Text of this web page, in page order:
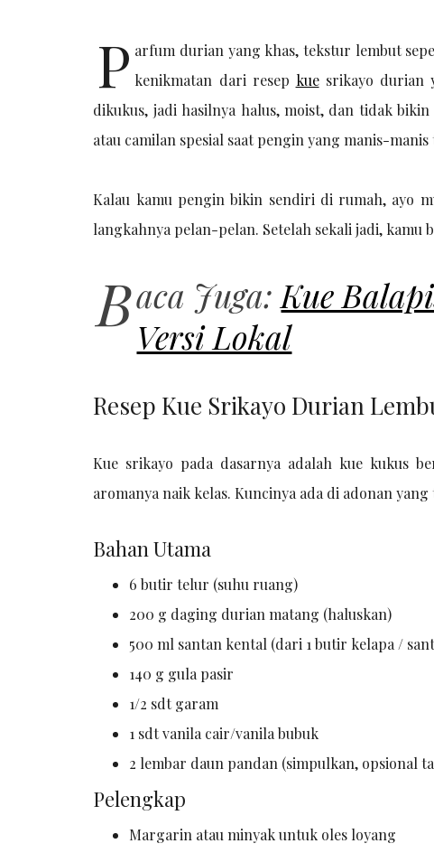
P arfum durian yang khas, tekstur lembut
kenikmatan dari resep kuesrikayo durian
dikukus, jadi hasilnya halus, moist, dan tidak
atau camilan spesial saat pengin yang manis-
Kalau kamu pengin bikin sendiri di rumah, ayo
langkahnya pelan-pelan. Setelah sekali jadi,
Baca Juga: Kue
Versi Lokal
Resep Kue Srikayo Durian
Kue srikayo pada dasarnya adalah kue kukus
aromanya naik kelas. Kuncinya ada di adonan
Bahan Utama
6 butir telur (suhu ruang)
200 g daging durian matang (haluskan)
500 ml santan kental (dari 1 butir kelapa /
140 g gula pasir
1/2 sdt garam
1 sdt vanila cair/vanila bubuk
2 lembar daun pandan (simpulkan, opsional
Pelengkap
Margarin atau minyak untuk oles loyang